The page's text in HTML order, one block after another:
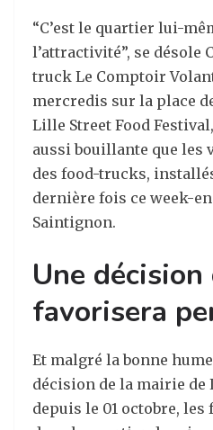
“C’est le quartier lui-
l’attractivité”, se désole
truck Le Comptoir
mercredis sur la place
Lille Street Food
aussi bouillante que les
des food-trucks,
dernière fois ce week-
Saintignon.
Une décision
favorisera
Et malgré la bonne
décision de la mairie de
depuis le 01 octobre,